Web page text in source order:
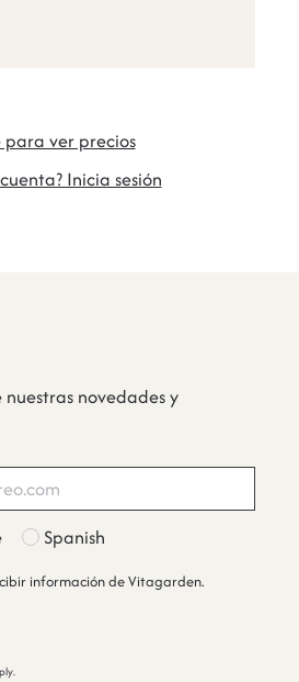
ver precios
Inicia sesión
novedades y
Spanish
información de Vitagarden.